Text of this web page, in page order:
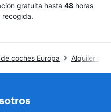
gratuita hasta 48 horas
recogida.
coches Europa Alquiler de